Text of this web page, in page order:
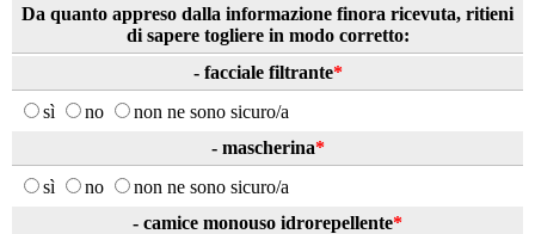
Da quanto appreso dalla informazione finora ricevuta, ritieni
di sapere togliere in modo corretto:
- facciale filtrante*
sì
no
non ne sono sicuro/a
- mascherina*
sì
no
non ne sono sicuro/a
- camice monouso idrorepellente*